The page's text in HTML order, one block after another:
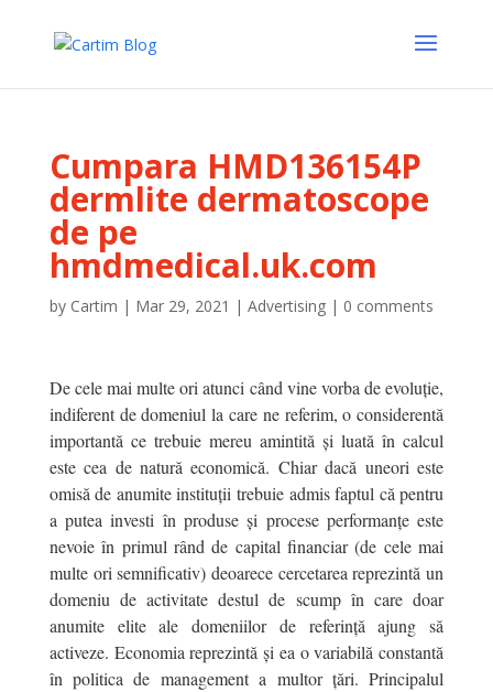
Cumpara HMD136154P
dermlite dermatoscope
de pe
hmdmedical.uk.com
by Cartim | Mar 29, 2021 | Advertising| 0 comments
De cele mai multe ori atunci când vine vorba de evoluție,
indiferent de domeniul la care ne referim, o considerentă
importantă ce trebuie mereu amintită și luată în calcul
este cea de natură economică. Chiar dacă uneori este
omisă de anumite instituții trebuie admis faptul că pentru
a putea investi în produse și procese performanțe este
nevoie în primul rând de capital financiar (de cele mai
multe ori semnificativ) deoarece cercetarea reprezintă un
domeniu de activitate destul de scump în care doar
anumite elite ale domeniilor de referință ajung să
activeze. Economia reprezintă și ea o variabilă constantă
în politica de management a multor țări. Principalul